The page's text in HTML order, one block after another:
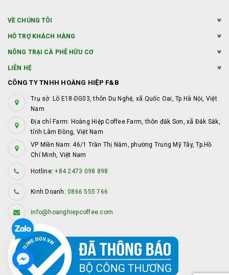
VỀ CHÚNG TÔI
HỖ TRỢ KHÁCH HÀNG
NÔNG TRẠI CÀ PHÊ HỮU CƠ
LIÊN HỆ
CÔNG TY TNHH HOÀNG HIỆP F&B
Trụ sở: Lô E18-DG03, thôn Du Nghệ, xã Quốc Oai, Tp.Hà Nội, Việt
Nam
Địa chỉ Farm: Hoàng Hiệp Coffee Farm, thôn đắk Sơn, xã Đắk Sắk,
tỉnh Lâm Đồng, Việt Nam
VP Miền Nam: 46/1 Trần Thị Năm, phường Trung Mỹ Tây, Tp.Hồ
Chí Minh, Việt Nam
Hotline:+84 2473 098 898
Kinh Doanh: 0866 555 766
info@hoanghiepcoffee.com